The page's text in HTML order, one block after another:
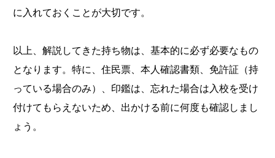
に入れておくことが大切です。
以上、解説してきた持ち物は、基本的に必ず必要なもの
となります。特に、住民票、本人確認書類、免許証（持
っている場合のみ）、印鑑は、忘れた場合は入校を受け
付けてもらえないため、出かける前に何度も確認しまし
ょう。